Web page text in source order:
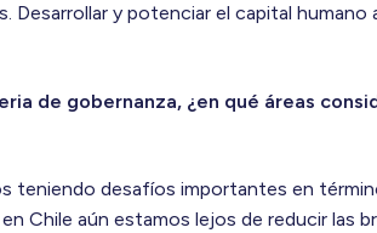
y potenciar el capital humano
de gobernanza, ¿en qué áreas
teniendo desafíos importantes en
Chile aún estamos lejos de reducir las